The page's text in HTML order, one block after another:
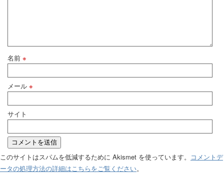
名前 ※
メール ※
サイト
このサイトはスパムを低減するために Akismet を使っています。 コメントデ
ータの処理方法の詳細はこちらをご覧ください。